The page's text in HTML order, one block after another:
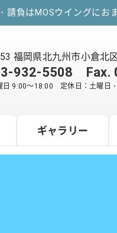
負はMOSウイングにお
福岡県北九州市小倉北
932-5508 Fax.
日 9:00～18:00 定休日：土曜日
ギャラリー